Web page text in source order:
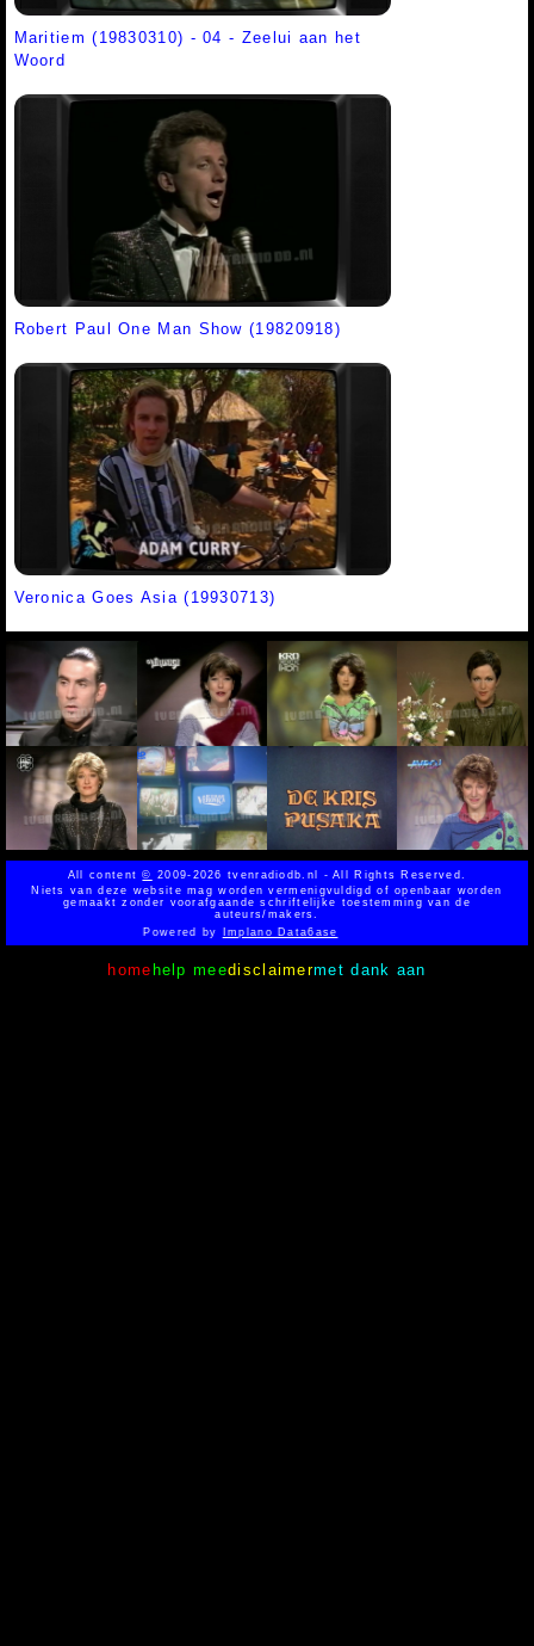
Maritiem (19830310) - 04 - Zeelui aan het
Woord
Robert Paul One Man Show (19820918)
Veronica Goes Asia (19930713)
All content© 2009-2026 tvenradiodb.nl - All Rights Reserved.
Niets van deze website mag worden vermenigvuldigd of openbaar worden
gemaakt zonder voorafgaande schriftelijke toestemming van de
auteurs/makers.
Powered byImplano Data6ase
homehelp meedisclaimermet dank aan